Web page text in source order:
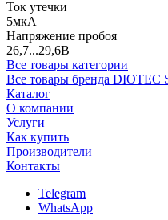
Ток утечки
5мкА
Напряжение пробоя
26,7...29,6В
Все товары категории
Все товары бренда
Каталог
О компании
Услуги
Как купить
Производители
Контакты
Telegram
WhatsApp